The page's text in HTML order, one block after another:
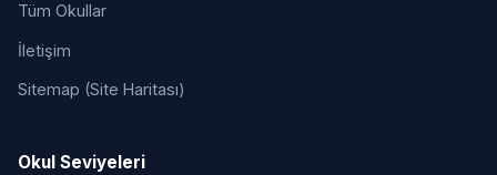
Tüm Okullar
İletişim
Sitemap (Site Haritası)
Okul Seviyeleri